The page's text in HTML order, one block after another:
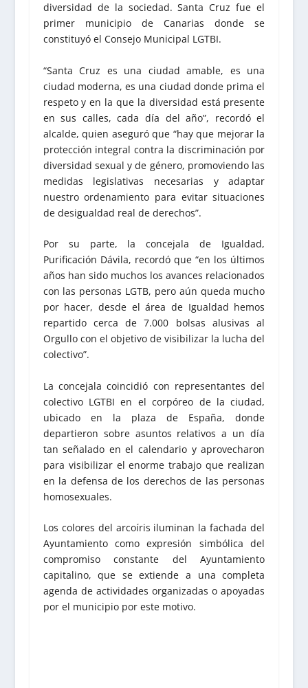
diversidad de la sociedad. Santa Cruz fue el
primer municipio de Canarias donde se
constituyó el Consejo Municipal LGTBI.
“Santa Cruz es una ciudad amable, es una
ciudad moderna, es una ciudad donde prima el
respeto y en la que la diversidad está presente
en sus calles, cada día del año”, recordó el
alcalde, quien aseguró que “hay que mejorar la
protección integral contra la discriminación por
diversidad sexual y de género, promoviendo las
medidas legislativas necesarias y adaptar
nuestro ordenamiento para evitar situaciones
de desigualdad real de derechos”.
Por su parte, la concejala de Igualdad,
Purificación Dávila, recordó que “en los últimos
años han sido muchos los avances relacionados
con las personas LGTB, pero aún queda mucho
por hacer, desde el área de Igualdad hemos
repartido cerca de 7.000 bolsas alusivas al
Orgullo con el objetivo de visibilizar la lucha del
colectivo”.
La concejala coincidió con representantes del
colectivo LGTBI en el corpóreo de la ciudad,
ubicado en la plaza de España, donde
departieron sobre asuntos relativos a un día
tan señalado en el calendario y aprovecharon
para visibilizar el enorme trabajo que realizan
en la defensa de los derechos de las personas
homosexuales.
Los colores del arcoíris iluminan la fachada del
Ayuntamiento como expresión simbólica del
compromiso constante del Ayuntamiento
capitalino, que se extiende a una completa
agenda de actividades organizadas o apoyadas
por el municipio por este motivo.